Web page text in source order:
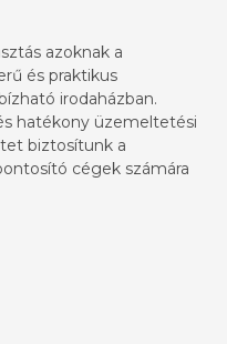
azoknak a
és praktikus
irodaházban.
hatékony üzemeltetési
biztosítunk a
cégek számára